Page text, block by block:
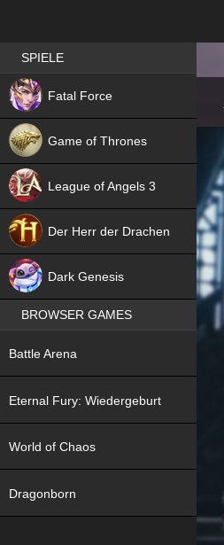
Best RPG games in Germany
SPIELE
Fatal Force
NEW
Game of Thrones
League of Angels 3
Der Herr der Drachen
Dark Genesis
NEW
BROWSER GAMES
Battle Arena
Eternal Fury: Wiedergeburt
World of Chaos
Dragonborn